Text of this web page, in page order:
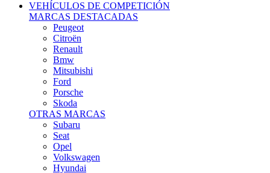
VEHÍCULOS DE COMPETICIÓN
MARCAS DESTACADAS
Peugeot
Citroën
Renault
Bmw
Mitsubishi
Ford
Porsche
Skoda
OTRAS MARCAS
Subaru
Seat
Opel
Volkswagen
Hyundai